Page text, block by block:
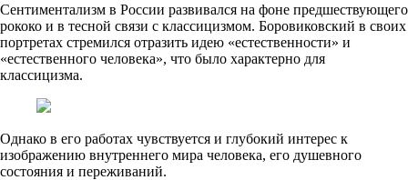
Сентиментализм в России развивался на фоне предшествующего
рококо и в тесной связи с классицизмом. Боровиковский в своих
портретах стремился отразить идею «естественности» и
«естественного человека», что было характерно для
классицизма.
Однако в его работах чувствуется и глубокий интерес к
изображению внутреннего мира человека, его душевного
состояния и переживаний.